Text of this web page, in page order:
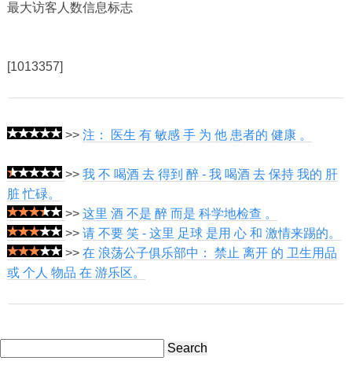
最大访客人数信息标志
[1013357]
>> 注： 医生 有 敏感 手 为 他 患者的 健康 。
>> 我 不 喝酒 去 得到 醉 - 我 喝酒 去 保持 我的 肝
脏 忙碌。
>> 这里 酒 不是 醉 而是 科学地检查 。
>> 请 不要 笑 - 这里 足球 是用 心 和 激情来踢的。
>> 在 浪荡公子俱乐部中： 禁止 离开 的 卫生用品
或 个人 物品 在 游乐区。
Search